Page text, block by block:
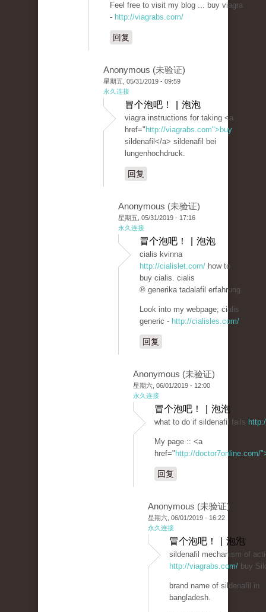
Feel free to visit my blog ... buy viagra
- http://viagrabs.com/
回复
Anonymous (未验证)
星期五, 05/31/2019 - 09:59
永久连接
冒个泡吧！ | 泡泡
viagra instructions for taking <a
href=" http://viagrabs.com">buy
sildenafil</a> sildenafil bei
lungenhochdruck.
回复
Anonymous (未验证)
星期五, 05/31/2019 - 17:16
永久连接
冒个泡吧！ | 泡泡
cialis kvinna
http://cialislet.com/ how to
buy cialis. cialis
® generika tadalafil erfahrung.
Look into my webpage; cialis
generic - http://cialisles.com/
回复
Anonymous (未验证)
星期六, 06/01/2019 - 12:00
永久连接
冒个泡吧！ | 泡泡
what to do if sildenafil fails
My page :: <a
href=" http://doctor7online.com/
回复
Anonymous (未验证)
星期六, 06/01/2019 - 16:22
永久连接
冒个泡吧！ | 泡泡
sildenafil mechanism of
http://viagrabs.com/ buy
brand name of sildenafil in
bangladesh.